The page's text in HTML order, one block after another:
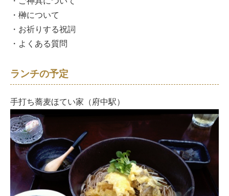
・榊について
・お祈りする祝詞
・よくある質問
ランチの予定
手打ち蕎麦ほてい家（府中駅）